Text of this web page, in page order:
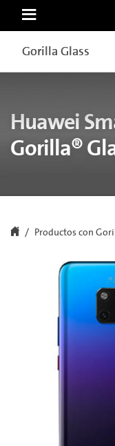
Glass
Gorilla
Gorilla Glass
Gorilla Glass
Huawei
Gorilla®
Productos con